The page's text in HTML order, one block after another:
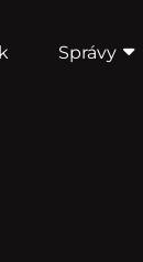
Správy